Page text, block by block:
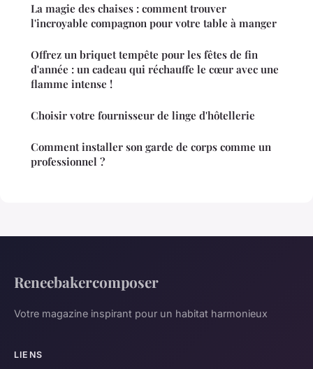
La magie des chaises : comment trouver
l'incroyable compagnon pour votre table à manger
Offrez un briquet tempête pour les fêtes de fin
d'année : un cadeau qui réchauffe le cœur avec une
flamme intense !
Choisir votre fournisseur de linge d'hôtellerie
Comment installer son garde de corps comme un
professionnel ?
Reneebakercomposer
Votre magazine inspirant pour un habitat harmonieux
LIENS